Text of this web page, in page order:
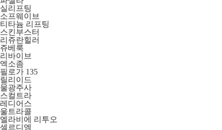
실리프팅
소프웨이브
티타늄 리프팅
스킨부스터
리쥬란힐러
쥬베룩
리바이브
엑소좀
필로가 135
릴리이드
물광주사
스컬트라
레디어스
울트라콜
엘라비에 리투오
셀르디엠